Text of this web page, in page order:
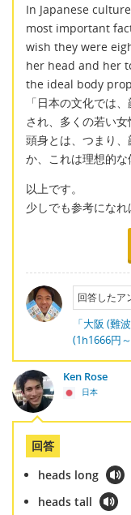
In Japanese
most important
wish they were
her head and her
the ideal body
「日本の文化では
され、多くの若い
頭身とは、つまり
か、これは理想的な
以上です。
少しでも参考にな
回答したア
「大阪 (難
(1h1666円～
Ken Rose
日本
回答
heads long
heads tall